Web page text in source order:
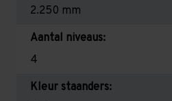
2.250 mm
Aantal niveaus:
4
Kleur staanders: